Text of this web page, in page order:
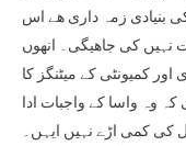
بنیادی زمہ داری ھے اس
کی جاھیگی۔ انھوں
کمیونٹی کے میٹنگز کا
کہ وہ واسا کے واجبات ادا
کی کمی اڑے نہیں ایہں۔